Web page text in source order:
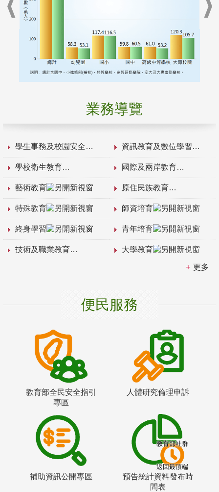
業務導覽
學生事務及校園安全 資訊教育及數位學習
學校衛生教育 國際及兩岸教育
藝術教育 原住民族教育
特殊教育 師資培育
終身學習 青年培育
技術及職業教育 大學教育
更多
便民服務
教育部全民安全指引
專區
人體研究倫理申訴
補助資訊公開專區
預告統計資料發布時
間表
教育部社群
返回最頂端